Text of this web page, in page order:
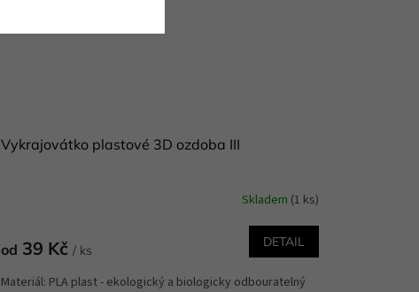
Vykrajovátko plastové 3D ozdoba III
Skladem (1 ks)
od 39 Kč / ks
DETAIL
Materiál: PLA plast - ekologický a biologicky odbouratelný